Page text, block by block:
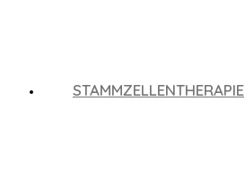
STAMMZELLENTHERAPIE